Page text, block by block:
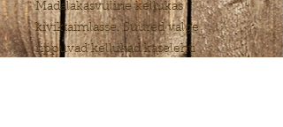
Madalakasvuline kellukas
kiviktaimlasse. Suured valge
rippuvad kellukad kaselehti